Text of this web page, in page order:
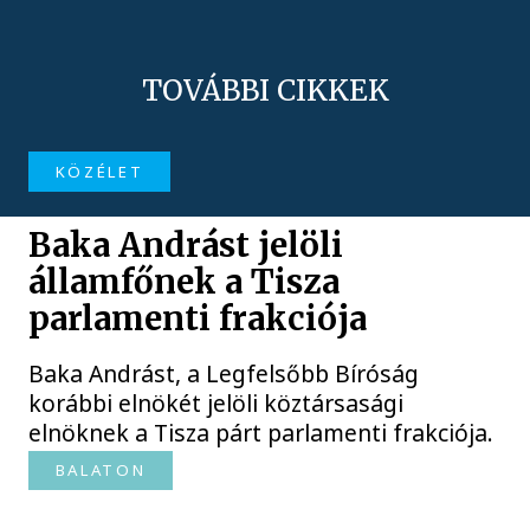
TOVÁBBI CIKKEK
KÖZÉLET
Baka Andrást jelöli
államfőnek a Tisza
parlamenti frakciója
Baka Andrást, a Legfelsőbb Bíróság
korábbi elnökét jelöli köztársasági
elnöknek a Tisza párt parlamenti frakciója.
BALATON